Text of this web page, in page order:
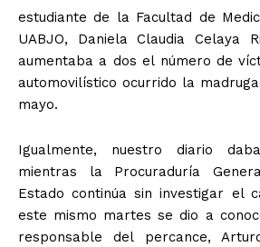
estudiante de la Facultad de
UABJO, Daniela Claudia Celaya
aumentaba a dos el número de
automovilístico ocurrido la
mayo.
Igualmente, nuestro diario
mientras la Procuraduría
Estado continúa sin investigar el
este mismo martes se dio a
responsable del percance,